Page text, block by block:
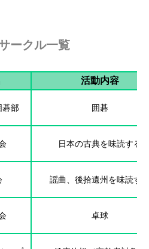
ークル一覧
活動内容
碁部 囲碁
日本の古典を味読する
謡曲、後拾遺州を味読す
卓球